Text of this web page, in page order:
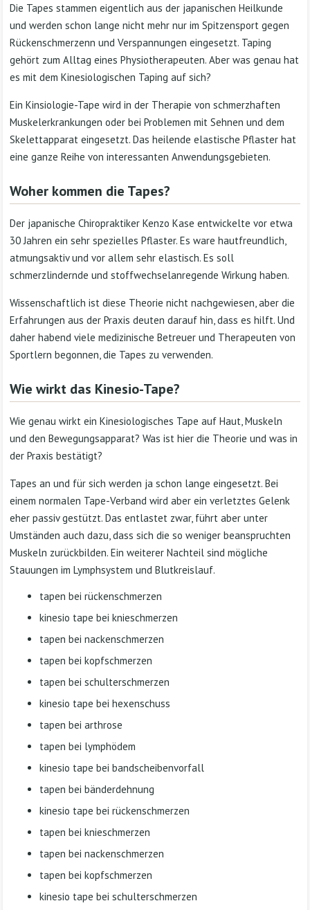
Die Tapes stammen eigentlich aus der japanischen Heilkunde
und werden schon lange nicht mehr nur im Spitzensport gegen
Rückenschmerzenn und Verspannungen eingesetzt. Taping
gehört zum Alltag eines Physiotherapeuten. Aber was genau hat
es mit dem Kinesiologischen Taping auf sich?
Ein Kinsiologie-Tape wird in der Therapie von schmerzhaften
Muskelerkrankungen oder bei Problemen mit Sehnen und dem
Skelettapparat eingesetzt. Das heilende elastische Pflaster hat
eine ganze Reihe von interessanten Anwendungsgebieten.
Woher kommen die Tapes?
Der japanische Chiropraktiker Kenzo Kase entwickelte vor etwa
30 Jahren ein sehr spezielles Pflaster. Es ware hautfreundlich,
atmungsaktiv und vor allem sehr elastisch. Es soll
schmerzlindernde und stoffwechselanregende Wirkung haben.
Wissenschaftlich ist diese Theorie nicht nachgewiesen, aber die
Erfahrungen aus der Praxis deuten darauf hin, dass es hilft. Und
daher habend viele medizinische Betreuer und Therapeuten von
Sportlern begonnen, die Tapes zu verwenden.
Wie wirkt das Kinesio-Tape?
Wie genau wirkt ein Kinesiologisches Tape auf Haut, Muskeln
und den Bewegungsapparat? Was ist hier die Theorie und was in
der Praxis bestätigt?
Tapes an und für sich werden ja schon lange eingesetzt. Bei
einem normalen Tape-Verband wird aber ein verletztes Gelenk
eher passiv gestützt. Das entlastet zwar, führt aber unter
Umständen auch dazu, dass sich die so weniger beanspruchten
Muskeln zurückbilden. Ein weiterer Nachteil sind mögliche
Stauungen im Lymphsystem und Blutkreislauf.
tapen bei rückenschmerzen
kinesio tape bei knieschmerzen
tapen bei nackenschmerzen
tapen bei kopfschmerzen
tapen bei schulterschmerzen
kinesio tape bei hexenschuss
tapen bei arthrose
tapen bei lymphödem
kinesio tape bei bandscheibenvorfall
tapen bei bänderdehnung
kinesio tape bei rückenschmerzen
tapen bei knieschmerzen
tapen bei nackenschmerzen
tapen bei kopfschmerzen
kinesio tape bei schulterschmerzen